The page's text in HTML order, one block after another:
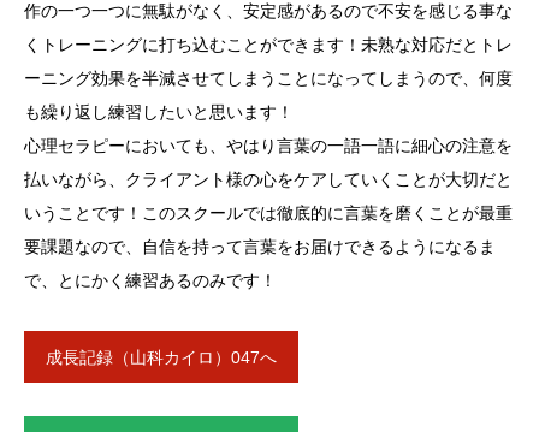
作の一つ一つに無駄がなく、安定感があるので不安を感じる事な
くトレーニングに打ち込むことができます！未熟な対応だとトレ
ーニング効果を半減させてしまうことになってしまうので、何度
も繰り返し練習したいと思います！
心理セラピーにおいても、やはり言葉の一語一語に細心の注意を
払いながら、クライアント様の心をケアしていくことが大切だと
いうことです！このスクールでは徹底的に言葉を磨くことが最重
要課題なので、自信を持って言葉をお届けできるようになるま
で、とにかく練習あるのみです！
成長記録（山科カイロ）047へ